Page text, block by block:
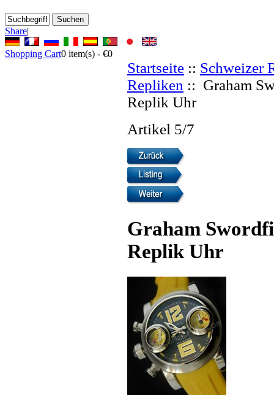
Share|
Shopping Cart0 item(s) - €0
Startseite :: Schweizer
Repliken :: Graham
Replik Uhr
Artikel 5/7
Graham
Replik Uhr